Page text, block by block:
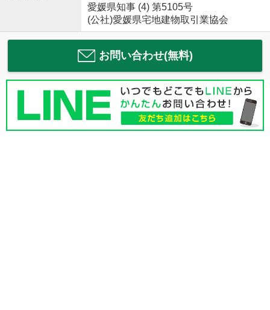
愛媛県知事 (4) 第5105号
(公社)愛媛県宅地建物取引業協会
お問い合わせ(無料)